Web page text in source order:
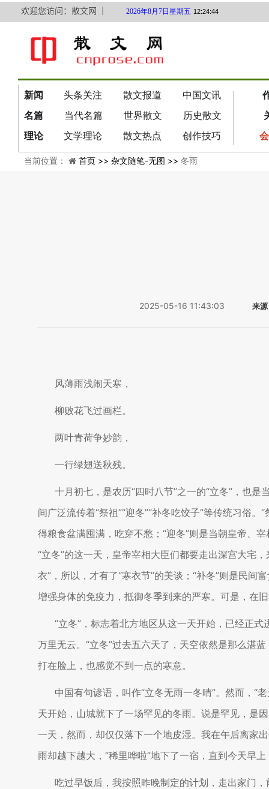
欢迎您访问：散文网 ｜
新闻 头条关注 散文报道 中国文讯
名篇
当代名篇 世界散文 历史散文
理论
文学理论 散文热点 创作技巧
2026年8月7日星期五 12:24:44
当前位置： 首页 >> 杂文随笔-无图 >> 冬雨
2025-05-16 11:43:03
风薄雨浅闹天寒，
柳败花飞过画栏。
两叶青荷争妙韵，
一行绿翅送秋残。
十月初七，是农历“四时八节”之一的“立冬”，也
间广泛流传着“祭祖”“迎冬”“补冬吃饺子”等传统习俗
得粮食盆满囤满，吃穿不愁；“迎冬”则是当朝皇帝、
“立冬”的这一天，皇帝宰相大臣们都要走出深宫大宅
衣”，所以，才有了“寒衣节”的美谈；“补冬”则是民间
增强身体的免疫力，抵御冬季到来的严寒。可是，在
“立冬”，标志着北方地区从这一天开始，已经正
万里无云。“立冬”过去五六天了，天空依然是那么湛
打在脸上，也感觉不到一点的寒意。
中国有句谚语，叫作“立冬无雨一冬晴”。然而，“
天开始，山城就下了一场罕见的冬雨。说是罕见，是
一天，然而，却仅仅落下一个地皮湿。我在午后离家
雨却越下越大，“稀里哗啦”地下了一宿，直到今天早
吃过早饭后，我按照昨晚制定的计划，走出家门
来